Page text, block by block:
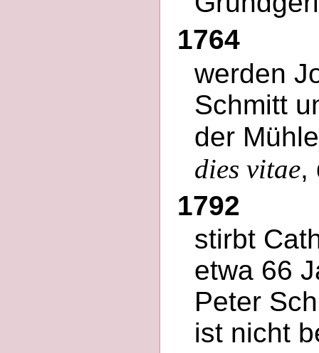
1764
werden
Schmitt
der
dies vitae,
1792
stirbt
etwa 66
Peter
ist nicht